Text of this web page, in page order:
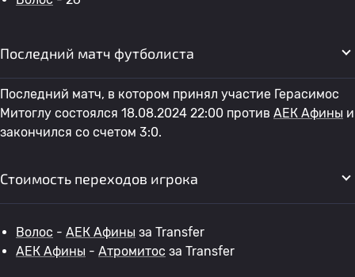
Последний матч футболиста
Последний матч, в котором принял участие Герасимос
Митоглу состоялся 18.08.2024 22:00 против АЕК Афины и
закончился со счетом 3:0.
Стоимость переходов игрока
Волос - АЕК Афины за Transfer
АЕК Афины - Атромитос за Transfer